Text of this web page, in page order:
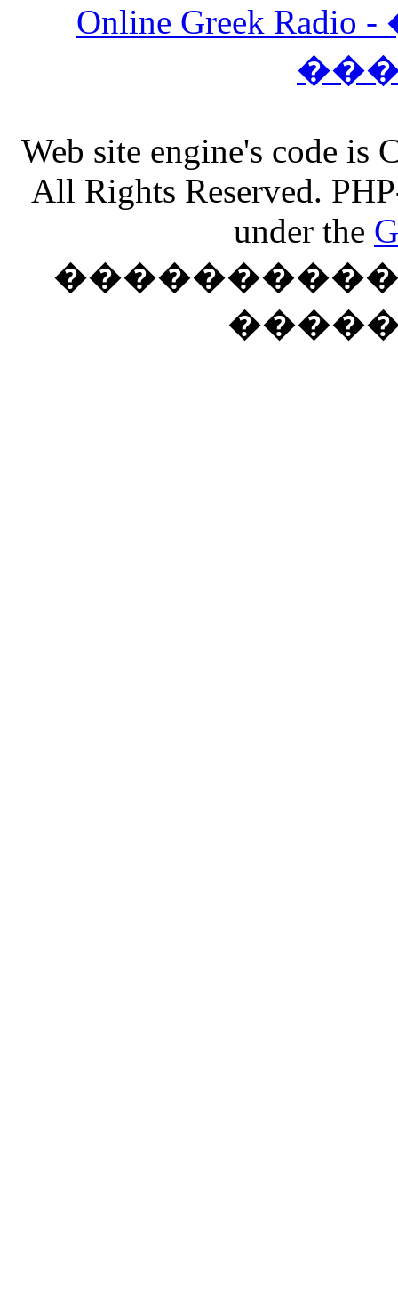
Online Greek
Web site engine's code
All Rights Reserved.
under the
����������